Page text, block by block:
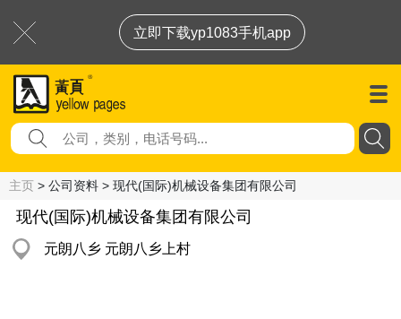
立即下载yp1083手机app
主页 > 公司资料 > 现代(国际)机械设备集团有限公司
现代(国际)机械设备集团有限公司
元朗八乡 元朗八乡上村